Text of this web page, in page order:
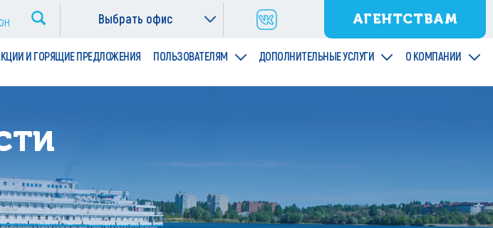
Выбрать офис АГЕНТСТВАМ
И ГОРЯЩИЕ ПРЕДЛОЖЕНИЯ ПОЛЬЗОВАТЕЛЯМ ДОПОЛНИТЕЛЬНЫЕ УСЛУГИ О КОМПАНИИ